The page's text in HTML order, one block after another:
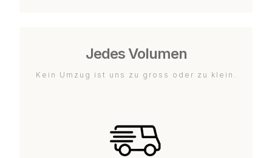
Jedes Volumen
Kein Umzug ist uns zu gross oder zu klein.